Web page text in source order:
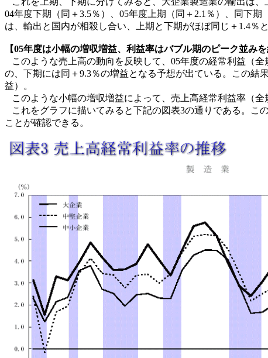
04年度下期（同＋3.5％）、05年度上期（同＋2.1％）、同下
は、輸出と国内が相殺し合い、上期と下期がほぼ同じ＋1.4％
【05年度は小幅の増収増益、利益率はバブル期のピーク並みを
このような売上高の動向を反映して、05年度の経常利益（
の、下期には同＋9.3％の増益となる予想が出ている。この結
益）。
このような小幅の増収増益によって、売上高経常利益率（全
これをグラフに描いてみると下記の図表3の通りである。こ
ことが確認できる。